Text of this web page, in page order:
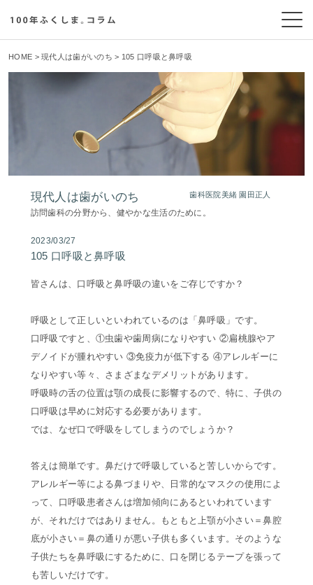
HOME >現代人は歯がいのち > 105 口呼吸と鼻呼吸
現代人は歯がいのち 歯科医院美緒 園田正人
訪問歯科の分野から、健やかな生活のために。
2023/03/27
105 口呼吸と鼻呼吸
皆さんは、口呼吸と鼻呼吸の違いをご存じですか？
呼吸として正しいといわれているのは「鼻呼吸」です。
口呼吸ですと、①虫歯や歯周病になりやすい ②扁桃腺やア
デノイドが腫れやすい ③免疫力が低下する ④アレルギーに
なりやすい等々、さまざまなデメリットがあります。
呼吸時の舌の位置は顎の成長に影響するので、特に、子供の
口呼吸は早めに対応する必要があります。
では、なぜ口で呼吸をしてしまうのでしょうか？
答えは簡単です。鼻だけで呼吸していると苦しいからです。
アレルギー等による鼻づまりや、日常的なマスクの使用によ
って、口呼吸患者さんは増加傾向にあるといわれています
が、それだけではありません。もともと上顎が小さい＝鼻腔
底が小さい＝鼻の通りが悪い子供も多くいます。そのような
子供たちを鼻呼吸にするために、口を閉じるテープを張って
も苦しいだけです。